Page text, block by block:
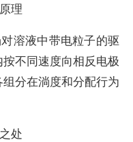
理
溶液中带电粒子的驱
不同速度向相反电极
分在淌度和分配行为
处